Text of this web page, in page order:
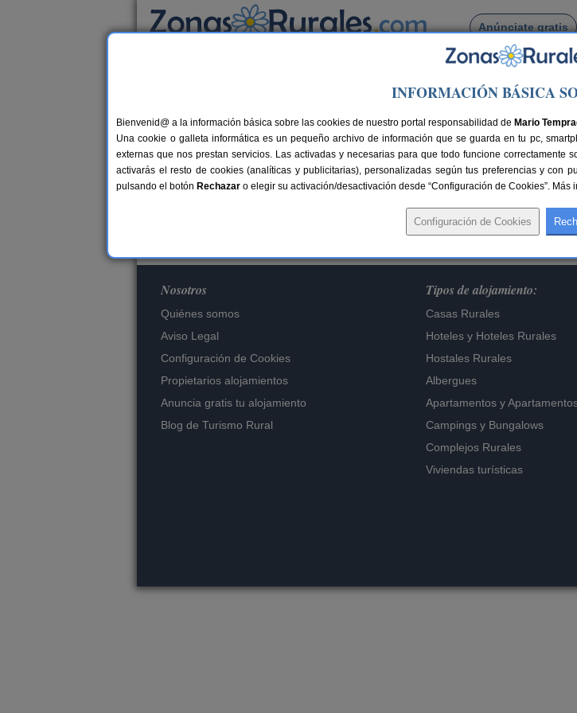
Anúnciate gratis
Busca por pueblo
Lo
Este alojamiento ya no figura en
Buscar otros
Nosotros
Quiénes somos
Aviso Legal
Configuración de Cookies
Propietarios alojamientos
Anuncia gratis tu alojamiento
Blog de Turismo Rural
Tipos de alojamiento:
Casas Rurales
Hoteles y Hoteles Rurales
Hostales Rurales
Albergues
Apartamentos y
Campings y Bungalows
Complejos Rurales
Viviendas turísticas
INFORMACIÓN BÁSICA
Bienvenid@ a la información básica sobre las cookies de nuestro portal responsabilidad de Mario
Una cookie o galleta informática es un pequeño archivo de información que se guarda en tu pc,
externas que nos prestan servicios. Las activadas y necesarias para que todo funcione correctamente
activarás el resto de cookies (analíticas y publicitarias), personalizadas según tus preferencias y con
pulsando el botón Rechazar o elegir su activación/desactivación desde “Configuración de Cookies”. Más